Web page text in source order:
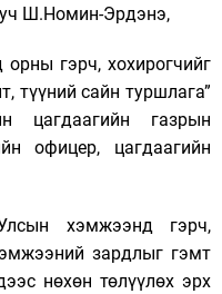
Ш.Номин-Эрдэнэ,
гэрч, хохирогчийг
түүний сайн туршлага”
цагдаагийн газрын
офицер, цагдаагийн
хэмжээнд гэрч,
зардлыг гэмт
нөхөн төлүүлөх эрх